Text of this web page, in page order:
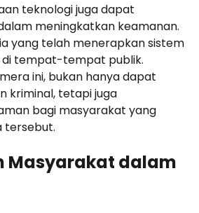
teknologi juga dapat
meningkatkan keamanan.
yang telah menerapkan sistem
di tempat-tempat publik.
ini, bukan hanya dapat
kriminal, tetapi juga
bagi masyarakat yang
tersebut.
Masyarakat dalam